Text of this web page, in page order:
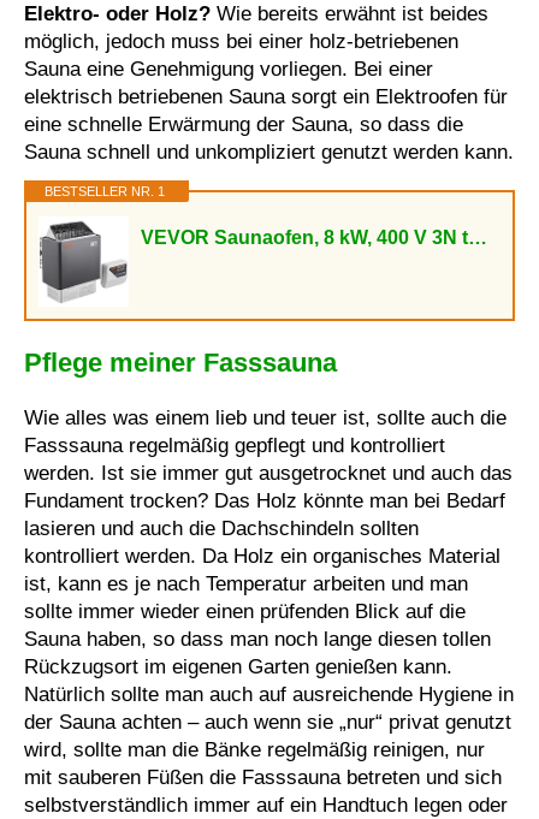
Elektro- oder Holz? Wie bereits erwähnt ist beides
möglich, jedoch muss bei einer holz-betriebenen
Sauna eine Genehmigung vorliegen. Bei einer
elektrisch betriebenen Sauna sorgt ein Elektroofen für
eine schnelle Erwärmung der Sauna, so dass die
Sauna schnell und unkompliziert genutzt werden kann.
BESTSELLER NR. 1
VEVOR Saunaofen, 8 kW, 400 V 3N tragbare Saunaheizung für drinnen & draußen mit 3-Stunden-Timer,...
Pflege meiner Fasssauna
Wie alles was einem lieb und teuer ist, sollte auch die
Fasssauna regelmäßig gepflegt und kontrolliert
werden. Ist sie immer gut ausgetrocknet und auch das
Fundament trocken? Das Holz könnte man bei Bedarf
lasieren und auch die Dachschindeln sollten
kontrolliert werden. Da Holz ein organisches Material
ist, kann es je nach Temperatur arbeiten und man
sollte immer wieder einen prüfenden Blick auf die
Sauna haben, so dass man noch lange diesen tollen
Rückzugsort im eigenen Garten genießen kann.
Natürlich sollte man auch auf ausreichende Hygiene in
der Sauna achten – auch wenn sie „nur“ privat genutzt
wird, sollte man die Bänke regelmäßig reinigen, nur
mit sauberen Füßen die Fasssauna betreten und sich
selbstverständlich immer auf ein Handtuch legen oder